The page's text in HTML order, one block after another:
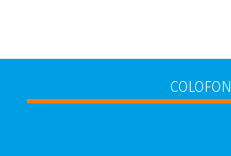
COLOFON